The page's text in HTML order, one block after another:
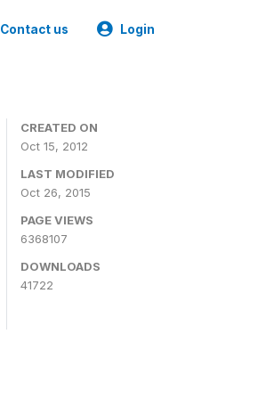
Contact us Login
CREATED ON
Oct 15, 2012
LAST MODIFIED
Oct 26, 2015
PAGE VIEWS
6368107
DOWNLOADS
41722